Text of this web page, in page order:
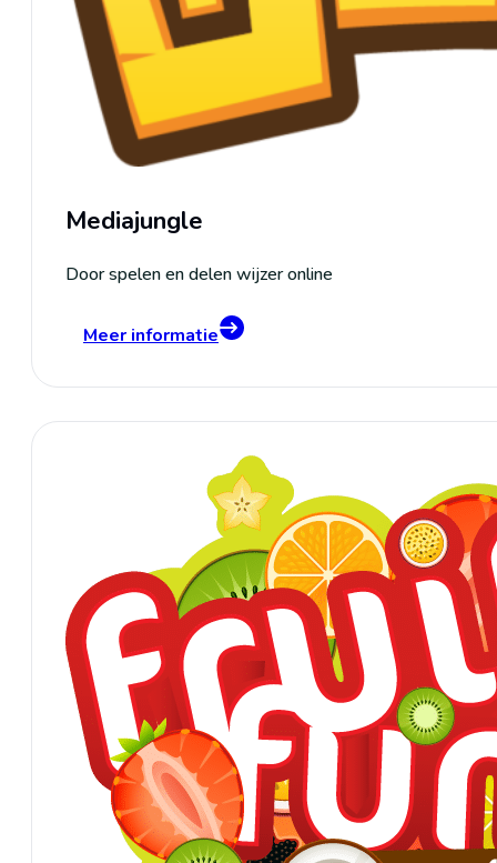
Mediajungle
Door spelen en delen wijzer online
Meer informatie